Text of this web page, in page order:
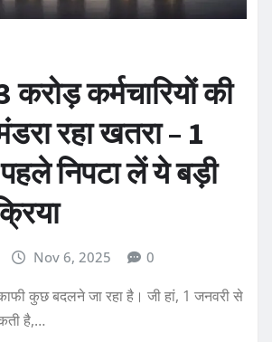
करोड़ कर्मचारियों की
रहा खतरा – 1
निपटा लें ये बड़ी
Nov 6, 2025 0
कुछ बदलने जा रहा है। जी हां, 1 जनवरी से
है,…